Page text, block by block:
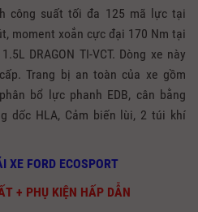
công suất tối đa 125 mã lực tại
moment xoắn cực đại 170 Nm tại
DRAGON TI-VCT. Dòng xe này
Trang bị an toàn của xe gồm
bổ lực phanh EDB, cân bằng
dốc HLA, Cảm biến lùi, 2 túi khí
XE FORD ECOSPORT
+ PHỤ KIỆN HẤP DẪN